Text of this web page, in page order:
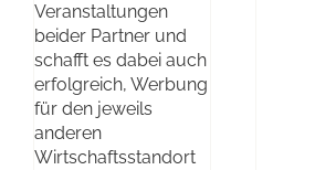
Veranstaltungen
beider Partner und
schafft es dabei auch
erfolgreich, Werbung
für den jeweils
anderen
Wirtschaftsstandort